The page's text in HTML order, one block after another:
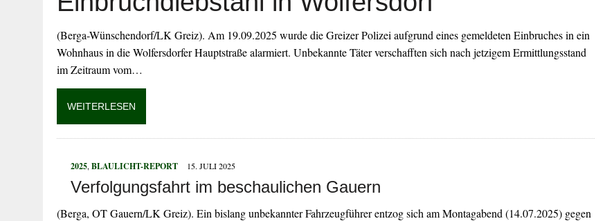
(Berga-Wünschendorf/LK Greiz). Am 19.09.2025 wurde die Greizer Polizei aufgrund eines gemeldeten Einbruches in ein
Wohnhaus in die Wolfersdorfer Hauptstraße alarmiert. Unbekannte Täter verschafften sich nach jetzigem Ermittlungsstand
im Zeitraum vom…
WEITERLESEN
2025, BLAULICHT-REPORT 15. JULI 2025
Verfolgungsfahrt im beschaulichen Gauern
(Berga, OT Gauern/LK Greiz). Ein bislang unbekannter Fahrzeugführer entzog sich am Montagabend (14.07.2025) gegen